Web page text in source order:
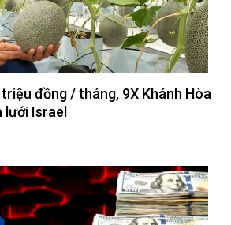
đồng / tháng, 9X Khánh Hòa
Israel